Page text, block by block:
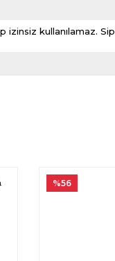
izinsiz kullanılamaz.
%56